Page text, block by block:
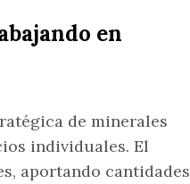
en
de minerales
individuales. El
aportando cantidades